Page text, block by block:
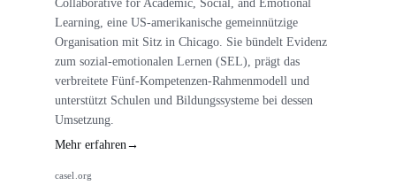
Learning, eine US-amerikanische gemeinnützige
Organisation mit Sitz in Chicago. Sie bündelt Evidenz
zum sozial-emotionalen Lernen (SEL), prägt das
verbreitete Fünf-Kompetenzen-Rahmenmodell und
unterstützt Schulen und Bildungssysteme bei dessen
Umsetzung.
Mehr erfahren →
casel.org